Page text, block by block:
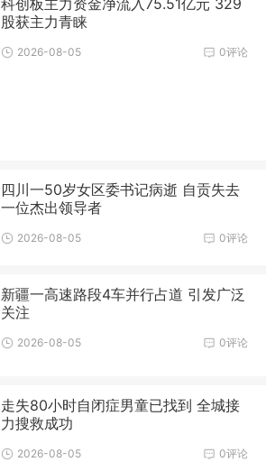
股获主力青睐
0评论
2026-08-05
四川一50岁女区委书记病逝 自贡失去
一位杰出领导者
0评论
2026-08-05
新疆一高速路段4车并行占道 引发广泛
关注
0评论
2026-08-05
走失80小时自闭症男童已找到 全城接
力搜救成功
0评论
2026-08-05